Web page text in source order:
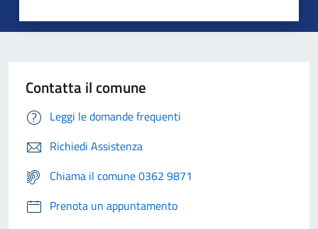
Contatta il comune
Leggi le domande frequenti
Richiedi Assistenza
Chiama il comune 0362 9871
Prenota un appuntamento